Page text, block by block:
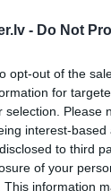
- Do Not
opt-out of the
for
selection. Please
interest-
to third
of your
This information